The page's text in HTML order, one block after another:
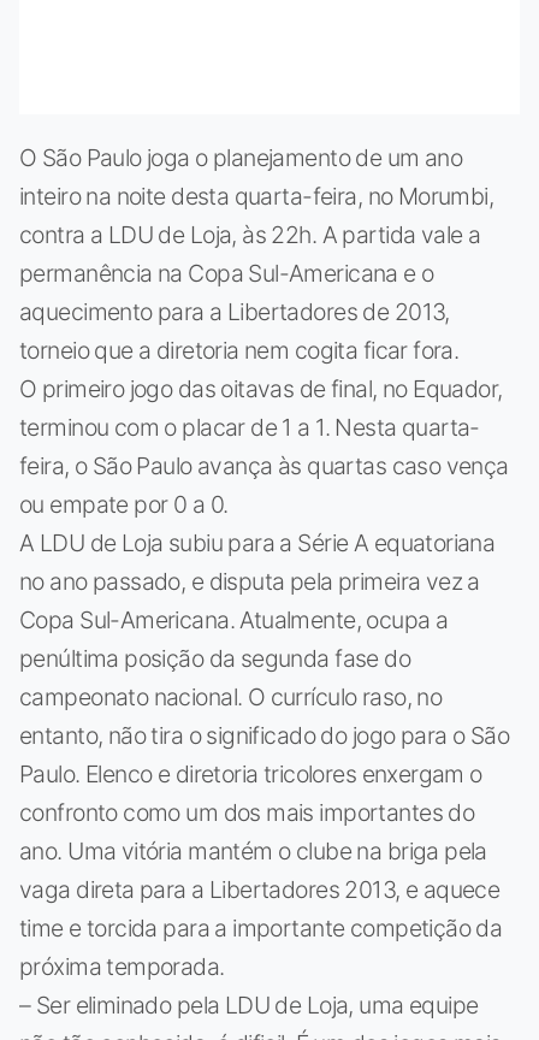
O São Paulo joga o planejamento de um ano
inteiro na noite desta quarta-feira, no Morumbi,
contra a LDU de Loja, às 22h. A partida vale a
permanência na Copa Sul-Americana e o
aquecimento para a Libertadores de 2013,
torneio que a diretoria nem cogita ficar fora.
O primeiro jogo das oitavas de final, no Equador,
terminou com o placar de 1 a 1. Nesta quarta-
feira, o São Paulo avança às quartas caso vença
ou empate por 0 a 0.
A LDU de Loja subiu para a Série A equatoriana
no ano passado, e disputa pela primeira vez a
Copa Sul-Americana. Atualmente, ocupa a
penúltima posição da segunda fase do
campeonato nacional. O currículo raso, no
entanto, não tira o significado do jogo para o São
Paulo. Elenco e diretoria tricolores enxergam o
confronto como um dos mais importantes do
ano. Uma vitória mantém o clube na briga pela
vaga direta para a Libertadores 2013, e aquece
time e torcida para a importante competição da
próxima temporada.
– Ser eliminado pela LDU de Loja, uma equipe